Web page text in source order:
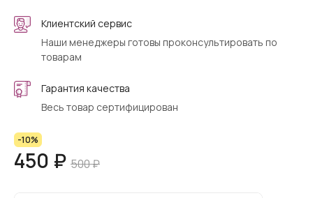
Клиентский сервис
Наши менеджеры готовы проконсультировать по
товарам
Гарантия качества
Весь товар сертифицирован
-10%
450 ₽ 500 ₽